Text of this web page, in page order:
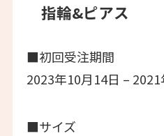
指輪&ピアス
■初回受注期間
2023年10月14日 –
■サイズ